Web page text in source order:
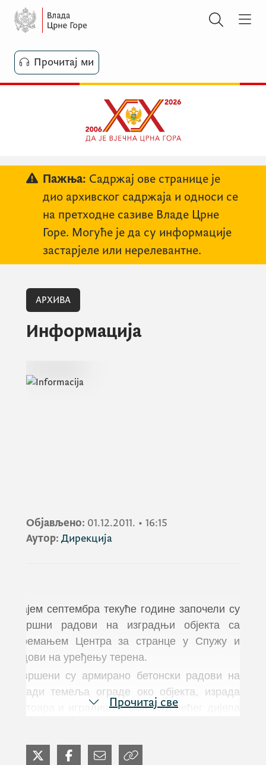
Прочитај ми
Пажња: Садржај ове странице је
дио архивског садржаја и односи се
на претходне сазиве Владе Црне
Горе. Могуће је да су информације
застарјеле или нерелевантне.
АРХИВА
Информација
Објављено: 01.12.2011. • 16:15
Аутор: Дирекција
Крајем септембра текуће године започели су
завршни радови на изградњи објекта са
опремањем Центра за странце у Спужу и
радови на уређењу терена.
Завршени су армирано бетонски радови на
изради темеља ограде око објекта, израда
тротоара и игралишта, монтажа већег дијела
У току су радови на изради саобраћајнице и
Прочитај све